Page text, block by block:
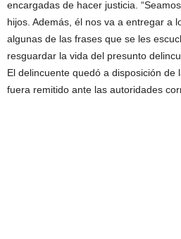
encargadas de hacer justicia.
hijos. Además, él nos va a entregar a
algunas de las frases que se les
resguardar la vida del presunto
El delincuente quedó a disposición
fuera remitido ante las autoridades